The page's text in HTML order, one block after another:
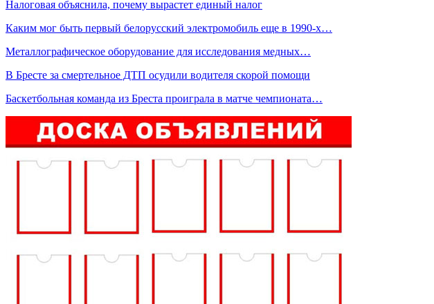
Налоговая объяснила, почему вырастет единый налог
Каким мог быть первый белорусский электромобиль еще в 1990-х…
Металлографическое оборудование для исследования медных…
В Бресте за смертельное ДТП осудили водителя скорой помощи
Баскетбольная команда из Бреста проиграла в матче чемпионата…